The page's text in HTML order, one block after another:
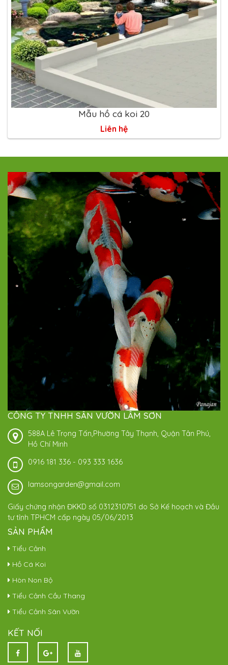
Mẫu hồ cá koi 20
Liên hệ
CÔNG TY TNHH SÂN VƯỜN LÂM SƠN
588A Lê Trọng Tấn,Phường Tây Thạnh, Quận Tân Phú,
Hồ Chí Minh
0916 181 336 - 093 333 1636
lamsongarden@gmail.com
Giấy chứng nhận ĐKKD số 0312310751 do Sở Kế hoạch và Đầu
tư tỉnh TPHCM cấp ngày 05/06/2013
SẢN PHẨM
Tiểu Cảnh
Hồ Cá Koi
Hòn Non Bộ
Tiểu Cảnh Cầu Thang
Tiểu Cảnh Sân Vườn
KẾT NỐI